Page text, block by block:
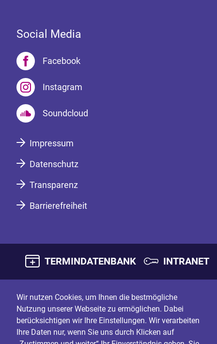
Social Media
Facebook
Instagram
Soundcloud
Impressum
Datenschutz
Transparenz
Barrierefreiheit
TERMINDATENBANK INTRANET
Wir nutzen Cookies, um Ihnen die bestmögliche
Nutzung unserer Webseite zu ermöglichen. Dabei
berücksichtigen wir Ihre Einstellungen. Wir verarbeiten
Ihre Daten nur, wenn Sie uns durch Klicken auf